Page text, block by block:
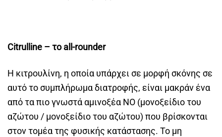
Citrulline – το all-rounder
Η κιτρουλίνη, η οποία υπάρχει σε μορφή σκόνης σε
αυτό το συμπλήρωμα διατροφής, είναι μακράν ένα
από τα πιο γνωστά αμινοξέα ΝΟ (μονοξείδιο του
αζώτου / μονοξείδιο του αζώτου) που βρίσκονται
στον τομέα της φυσικής κατάστασης. Το μη